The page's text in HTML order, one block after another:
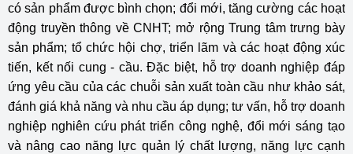
có sản phẩm được bình chọn; đổi mới, tăng cường các hoạt
động truyền thông về CNHT; mở rộng Trung tâm trưng bày
sản phẩm; tổ chức hội chợ, triển lãm và các hoạt động xúc
tiến, kết nối cung - cầu. Đặc biệt, hỗ trợ doanh nghiệp đáp
ứng yêu cầu của các chuỗi sản xuất toàn cầu như khảo sát,
đánh giá khả năng và nhu cầu áp dụng; tư vấn, hỗ trợ doanh
nghiệp nghiên cứu phát triển công nghệ, đổi mới sáng tạo
và nâng cao năng lực quản lý chất lượng, năng lực cạnh